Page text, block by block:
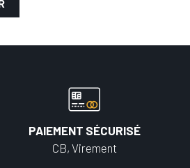
PAIEMENT SÉCURISÉ
CB, Virement